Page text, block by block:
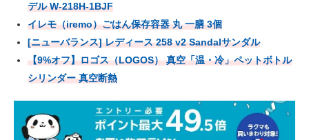
デル W-218H-1BJF
イレモ（iremo）ごはん保存容器 丸 一膳 3個
[ニューバランス] レディース 258 v2 Sandalサンダル
【9%オフ】ロゴス（LOGOS） 真空「温・冷」ペットボトル
シリンダー 真空断熱